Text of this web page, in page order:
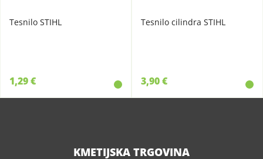
Tesnilo STIHL
1,29 €
Tesnilo cilindra STIHL
3,90 €
KMETIJSKA TRGOVINA